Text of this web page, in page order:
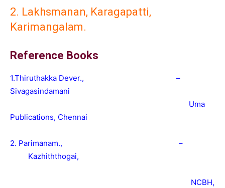
2. Lakhsmanan, Karagapatti,
Karimangalam.
Reference Books
1.Thiruthakka Dever., –
Sivagasindamani
Uma
Publications, Chennai
2. Parimanam., –
Kazhiththogai,
NCBH,